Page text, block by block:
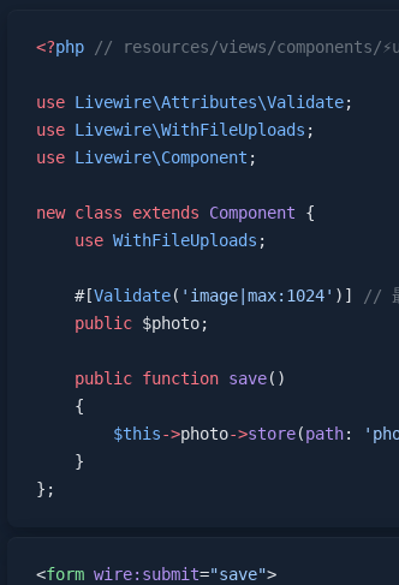
<?php // resources/views/components/
use Livewire\Attributes\Validate;
use Livewire\WithFileUploads ;
use Livewire\Component ;
new class extends Component {
    use
WithFileUploads ;
    #[
Validate( 'image|max:1024' )]
//
    public
$photo;
    public
function save()
    {
        $this
->photo->store(path:
    }
};
<form wire:submit="save">